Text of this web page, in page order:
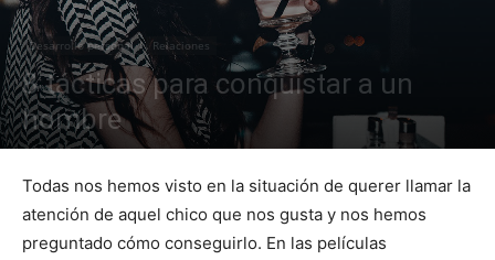
Desarrollo personal Relaciones
8 tácticas para conquistar a un
hombre
Todas nos hemos visto en la situación de querer llamar la
atención de aquel chico que nos gusta y nos hemos
preguntado cómo conseguirlo. En las películas